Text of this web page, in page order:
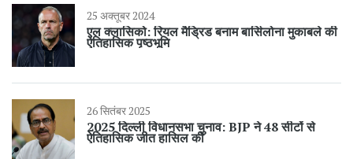
25 अक्तूबर 2024
एल क्लासिको: रियल मैड्रिड बनाम बार्सिलोना मुकाबले की
ऐतिहासिक पृष्ठभूमि
26 सितंबर 2025
2025 दिल्ली विधानसभा चुनाव: BJP ने 48 सीटों से
ऐतिहासिक जीत हासिल की